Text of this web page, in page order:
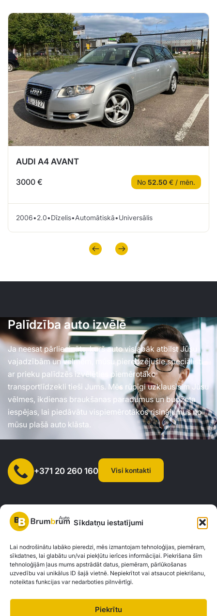
Sīkdatņu iestatījumi
Lai nodrošinātu labāko pieredzi, mēs izmantojam tehnoloģijas, piemēram,
sīkdatnes, lai glabātu un/vai piekļūtu ierīces informācijai. Piekrišana šīm
tehnoloģijām ļaus mums apstrādāt datus, piemēram, pārlūkošanas
uzvedību vai unikālus ID šajā vietnē. Nepiekrītot vai atsaucot piekrišanu,
noteiktas funkcijas var nedarboties pilnvērtīgi.
Piekrītu
AUDI A4 AVANT
3000 € No 52.50 € / mēn.
2006•2.0•Dīzelis•Automātiskā•Universālis
Palīdzība auto izvēlē
Ja neesat pārliecināts, kurš auto vislabāk atbilst Jūsu
vajadzībām un vēlmēm, mūsu pieredzējušie speciālisti
ar prieku palīdzēs izvēlēties piemērotāko
transportlīdzekli tieši Jums. Mēs rūpīgi uzklausīsim Jūsu
vēlmes, ikdienas braukšanas paradumus un budžeta
iespējas, lai piedāvātu vispiemērotākos risinājumus no
mūsu plašā auto klāsta.
+371 20 260 160 Visi kontakti
SIA "AUTOCLICK", Reģ. Nr. 40203371960, Adrese: Mazjumpravas
iela 77, Rīga, LV-1063 |20260160
Privātuma politikaKontakti
Brum Brum Auto nav finanšu iestāde, bet sadarbojas ar vairākām bankām un